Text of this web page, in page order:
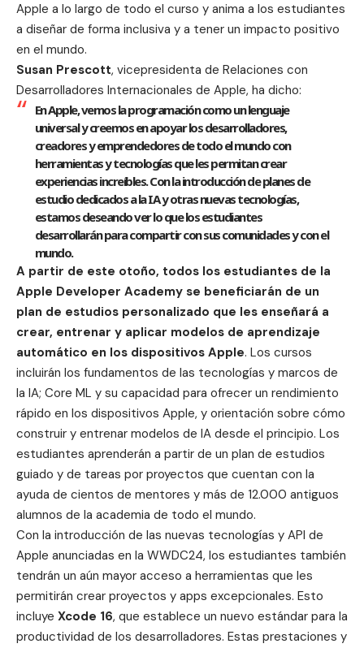
Apple a lo largo de todo el curso y anima a los estudiantes
a diseñar de forma inclusiva y a tener un impacto positivo
en el mundo.
Susan Prescott, vicepresidenta de Relaciones con
Desarrolladores Internacionales de Apple, ha dicho:
En Apple, vemos la programación como un lenguaje
universal y creemos en apoyar los desarrolladores,
creadores y emprendedores de todo el mundo con
herramientas y tecnologías que les permitan crear
experiencias increíbles. Con la introducción de planes de
estudio dedicados a la IA y otras nuevas tecnologías,
estamos deseando ver lo que los estudiantes
desarrollarán para compartir con sus comunidades y con el
mundo.
A partir de este otoño, todos los estudiantes de la
Apple Developer Academy se beneficiarán de un
plan de estudios personalizado que les enseñará a
crear, entrenar y aplicar modelos de aprendizaje
automático en los dispositivos Apple. Los cursos
incluirán los fundamentos de las tecnologías y marcos de
la IA; Core ML y su capacidad para ofrecer un rendimiento
rápido en los dispositivos Apple, y orientación sobre cómo
construir y entrenar modelos de IA desde el principio. Los
estudiantes aprenderán a partir de un plan de estudios
guiado y de tareas por proyectos que cuentan con la
ayuda de cientos de mentores y más de 12.000 antiguos
alumnos de la academia de todo el mundo.
Con la introducción de las nuevas tecnologías y API de
Apple anunciadas en la WWDC24, los estudiantes también
tendrán un aún mayor acceso a herramientas que les
permitirán crear proyectos y apps excepcionales. Esto
incluye Xcode 16, que establece un nuevo estándar para la
productividad de los desarrolladores. Estas prestaciones y